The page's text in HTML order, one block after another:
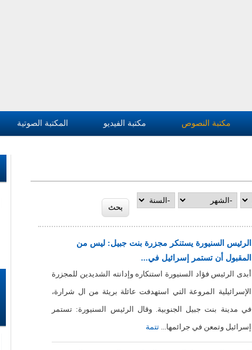
مكتبة النصوص مكتبة الفيديو المكتبة الصوتية
‏الشهر ‏ ‏السنة ‏
الرئيس السنيورة يستنكر مجزرة بنت جبيل: ليس من
المقبول أن تستمر إسرائيل في...
أبدى الرئيس فؤاد السنيورة استنكاره وإدانته الشديدين للمجزرة
الإسرائيلية المروعة التي استهدفت عائلة بريئة من ال شرارة،
في مدينة بنت جبيل الجنوبية. وقال الرئيس السنيورة: تستمر
إسرائيل وتمعن في جرائمها...تتمة